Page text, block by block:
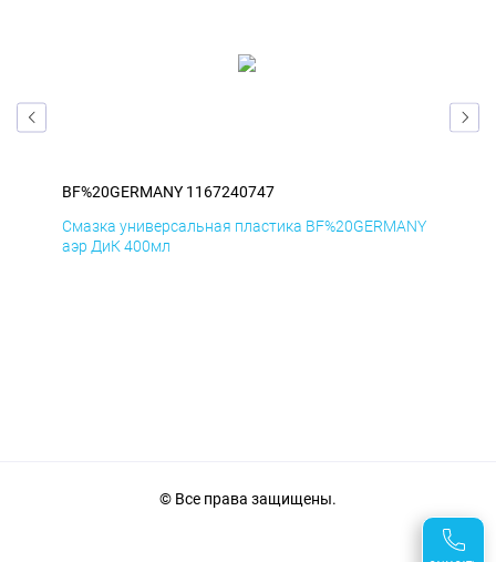
BF%20GERMANY 1167240747
Смазка универсальная пластика BF%20GERMANY
аэр ДиК 400мл
© Все права защищены.